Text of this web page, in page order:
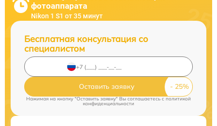
фотоаппарата
Nikon 1 S1 от 35 минут
Бесплатная консультация со
специалистом
Оставить заявку
Нажимая на кнопку "Оставить заявку" Вы соглашаетесь cполитикой
конфиденциальности